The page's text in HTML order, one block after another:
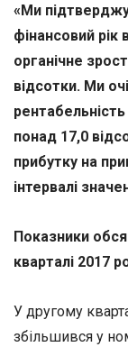
«Ми
фінансовий рік
органічне
відсотки. Ми
понад 17,0
прибутку на
інтервалі
Показники
кварталі 2017
У другому
збільшився у